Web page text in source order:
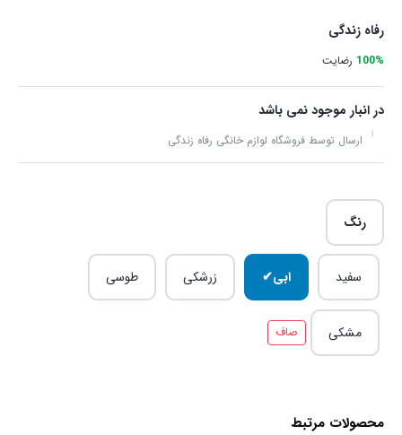
رفاه زندگی
100% رضایت
در انبار موجود نمی باشد
ارسال توسط فروشگاه لوازم خانگی رفاه زندگی
رنگ
سفید ابی زرشکی طوسی
مشکی صاف
محصولات مرتبط